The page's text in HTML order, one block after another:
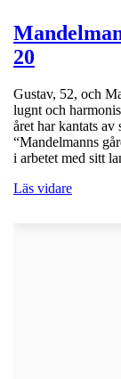
20
Gustav, 52, och
lugnt och
året har kantats
“Mandelmanns
i arbetet med sitt
Läs vidare